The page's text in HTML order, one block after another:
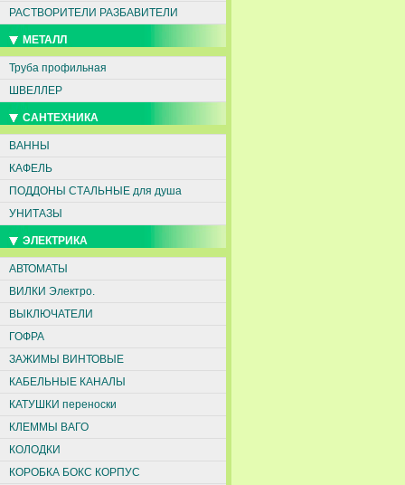
РАСТВОРИТЕЛИ РАЗБАВИТЕЛИ
МЕТАЛЛ
Труба профильная
ШВЕЛЛЕР
САНТЕХНИКА
ВАННЫ
КАФЕЛЬ
ПОДДОНЫ СТАЛЬНЫЕ для душа
УНИТАЗЫ
ЭЛЕКТРИКА
АВТОМАТЫ
ВИЛКИ Электро.
ВЫКЛЮЧАТЕЛИ
ГОФРА
ЗАЖИМЫ ВИНТОВЫЕ
КАБЕЛЬНЫЕ КАНАЛЫ
КАТУШКИ переноски
КЛЕММЫ ВАГО
КОЛОДКИ
КОРОБКА БОКС КОРПУС